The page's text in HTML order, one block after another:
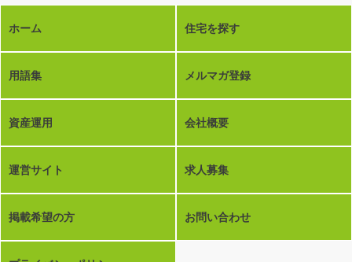
ホーム 住宅を探す
用語集 メルマガ登録
資産運用 会社概要
運営サイト 求人募集
掲載希望の方 お問い合わせ